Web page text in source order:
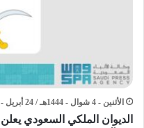
الأثنين - 4 شوال - 1444هـ / 24 أبريل - 2023م / 5:16 مساءً
الديوان الملكي السعودي